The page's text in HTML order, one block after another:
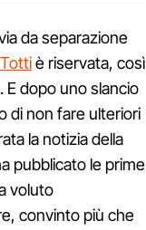
da separazione
è riservata, così
dopo uno slancio
di non fare ulteriori
la notizia della
pubblicato le prime
voluto
convinto più che